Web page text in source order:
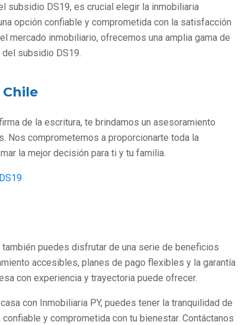
subsidio DS19, es crucial elegir la inmobiliaria
opción confiable y comprometida con la satisfacción
mercado inmobiliario, ofrecemos una amplia gama de
subsidio DS19.
de la escritura, te brindamos un asesoramiento
Nos comprometemos a proporcionarte toda la
la mejor decisión para ti y tu familia.
puedes disfrutar de una serie de beneficios
accesibles, planes de pago flexibles y la garantía
con experiencia y trayectoria puede ofrecer.
con Inmobiliaria PY, puedes tener la tranquilidad de
y comprometida con tu bienestar. Contáctanos